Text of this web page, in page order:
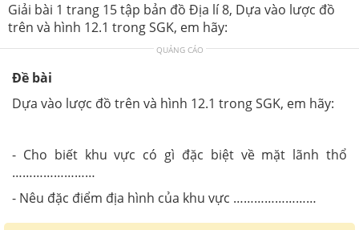
Giải bài 1 trang 15 tập bản đồ Địa lí 8, Dựa vào lược đồ
trên và hình 12.1 trong SGK, em hãy:
QUẢNG CÁO
Đề bài
Dựa vào lược đồ trên và hình 12.1 trong SGK, em hãy:
- Cho biết khu vực có gì đặc biệt về mặt lãnh thổ
……………………
- Nêu đặc điểm địa hình của khu vực ……………………